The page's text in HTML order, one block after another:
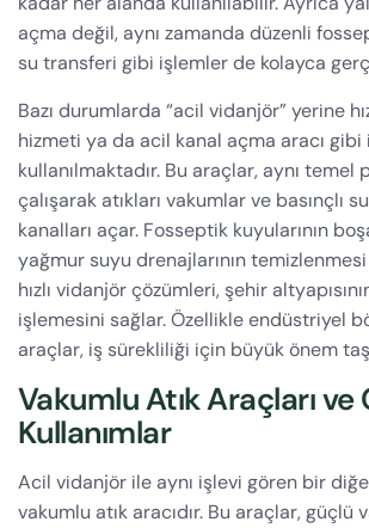
açma değil, aynı zamanda düzenli
su transferi gibi işlemler de kolayca
Bazı durumlarda “acil vidanjör” yerine
hizmeti ya da acil kanal açma aracı
kullanılmaktadır. Bu araçlar, aynı temel
çalışarak atıkları vakumlar ve basınçlı
kanalları açar. Fosseptik kuyularının
yağmur suyu drenajlarının
hızlı vidanjör çözümleri, şehir
işlemesini sağlar. Özellikle endüstriyel
araçlar, iş sürekliliği için büyük önem
Vakumlu Atık Araçları ve
Kullanımlar
Acil vidanjör ile aynı işlevi gören bir
vakumlu atık aracıdır. Bu araçlar, güçlü